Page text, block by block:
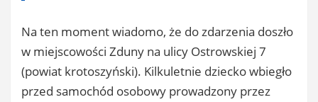
Na ten moment wiadomo, że do zdarzenia doszło
w miejscowości Zduny na ulicy Ostrowskiej 7
(powiat krotoszyński). Kilkuletnie dziecko wbiegło
przed samochód osobowy prowadzony przez